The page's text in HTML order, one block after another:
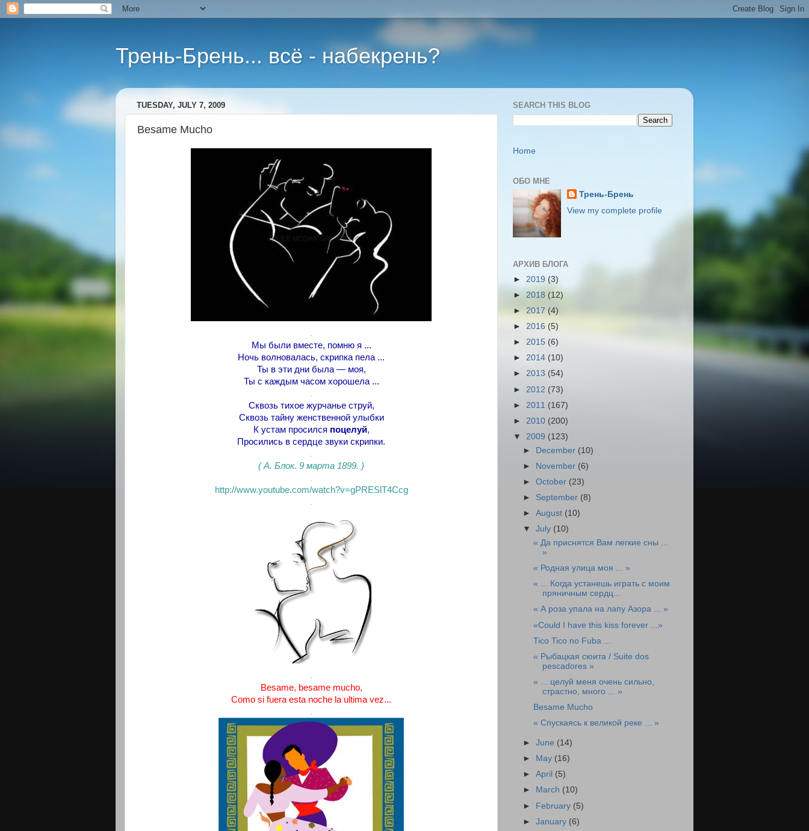
Трень-Брень... всё - набекрень?
TUESDAY, JULY 7, 2009
Besame Mucho
.
Мы были вместе, помню я ...
Ночь волновалась, скрипка пела ...
Ты в эти дни была — моя,
Ты с каждым часом хорошела ...
.
Сквозь тихое журчанье струй,
Сквозь тайну женственной улыбки
К устам просился поцелуй,
Просились в сердце звуки скрипки.
.
( А. Блок. 9 марта 1899. )
.
http://www.youtube.com/watch?v=gPRESlT4Ccg
.
.
Besame, besame mucho,
Como si fuera esta noche la ultima vez...
.
SEARCH THIS BLOG
Home
ОБО МНЕ
Трень-Брень
View my complete profile
АРХИВ БЛОГА
► 2019 (3)
► 2018 (12)
► 2017 (4)
► 2016 (5)
► 2015 (6)
► 2014 (10)
► 2013 (54)
► 2012 (73)
► 2011 (167)
► 2010 (200)
▼ 2009 (123)
► December (10)
►
November (6)
►October (23)
► September (8)
►August (10)
▼July (10)
« Да приснятся Вам легкие сны ...
»
« Родная улица моя ... »
« ... Когда устанешь играть с моим
пряничным сердц...
« А роза упала на лапу Азора ... »
«Could I have this kiss forever ...»
Tico Tico no Fuba ...
« Рыбацкая сюита / Suitе dоs
pеsсаdоrеs »
« ... целуй меня очень сильно,
страстно, много ... »
Besame Mucho
« Спускаясь к великой реке ... »
►June (14)
►
May (16)
►April (5)
►
March (10)
► February (5)
►January (6)